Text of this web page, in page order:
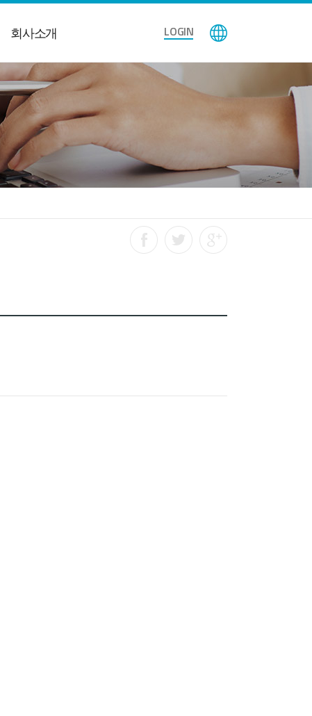
회사소개 LOGIN